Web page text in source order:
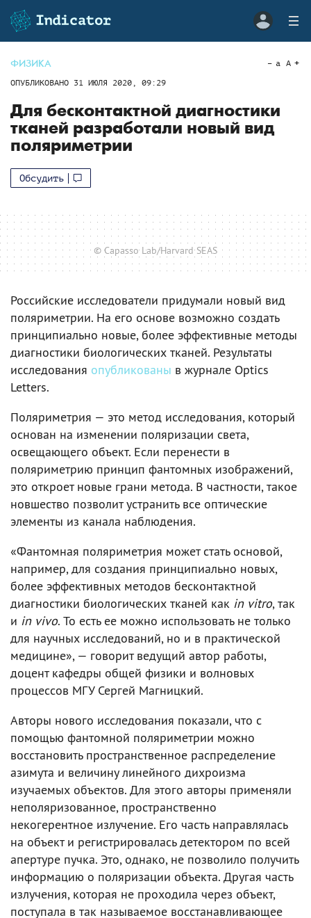
ФИЗИКА
ОПУБЛИКОВАНО 31 ИЮЛЯ 2020, 09:29
a A
Для бесконтактной диагностики
тканей разработали новый вид
поляриметрии
Обсудить
© Capasso Lab/Harvard SEAS
Российские исследователи придумали новый вид
поляриметрии. На его основе возможно создать
принципиально новые, более эффективные методы
диагностики биологических тканей. Результаты
исследования опубликованы в журнале Optics
Letters.
Поляриметрия — это метод исследования, который
основан на изменении поляризации света,
освещающего объект. Если перенести в
поляриметрию принцип фантомных изображений,
это откроет новые грани метода. В частности, такое
новшество позволит устранить все оптические
элементы из канала наблюдения.
«Фантомная поляриметрия может стать основой,
например, для создания принципиально новых,
более эффективных методов бесконтактной
диагностики биологических тканей как in vitro, так
и in vivo. То есть ее можно использовать не только
для научных исследований, но и в практической
медицине», — говорит ведущий автор работы,
доцент кафедры общей физики и волновых
процессов МГУ Сергей Магницкий.
Авторы нового исследования показали, что с
помощью фантомной поляриметрии можно
восстановить пространственное распределение
азимута и величину линейного дихроизма
изучаемых объектов. Для этого авторы применяли
неполяризованное, пространственно
некогерентное излучение. Его часть направлялась
на объект и регистрировалась детектором по всей
апертуре пучка. Это, однако, не позволило получить
информацию о поляризации объекта. Другая часть
излучения, которая не проходила через объект,
поступала в так называемое восстанавливающее